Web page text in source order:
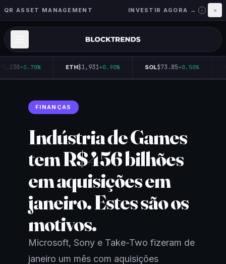
QR ASSET MANAGEMENT INVESTIR AGORA → i ×
+0.70% ETH$1,931+0.90% SOL$73.85+0.50%
FINANÇAS
Indústria de Games
tem R$456 bilhões
em aquisições em
janeiro. Estes são os
motivos.
Microsoft, Sony e Take-Two fizeram de
janeiro um mês com aquisições